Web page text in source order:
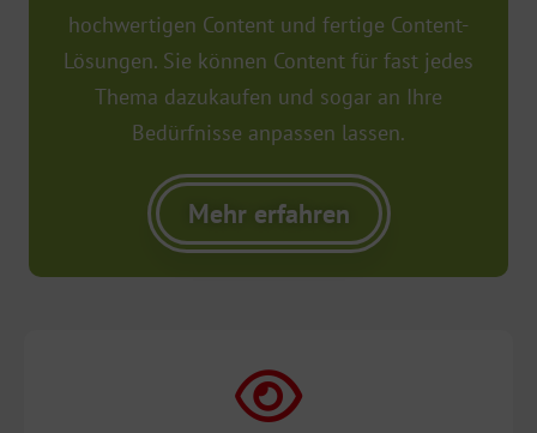
hochwertigen Content und fertige Content-
Lösungen. Sie können Content für fast jedes
Thema dazukaufen und sogar an Ihre
Bedürfnisse anpassen lassen.
Mehr erfahren